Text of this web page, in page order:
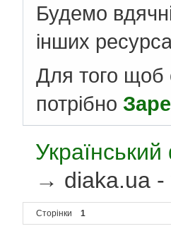
Будемо
інших
Для того щоб
потрібно
→ diaka.ua -
Сторінки 1